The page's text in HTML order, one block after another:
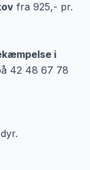
fra 925,- pr.
i
42 48 67 78